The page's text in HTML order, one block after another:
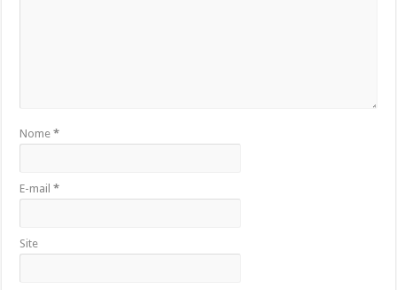
Nome*
E-mail*
Site